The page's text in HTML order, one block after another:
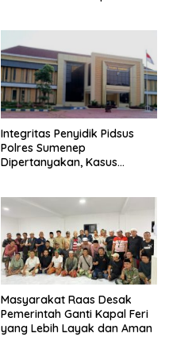
Integritas Penyidik Pidsus
Polres Sumenep
Dipertanyakan, Kasus
Kepastian
Masyarakat Raas Desak
Pemerintah Ganti Kapal Feri
yang Lebih Layak dan Aman